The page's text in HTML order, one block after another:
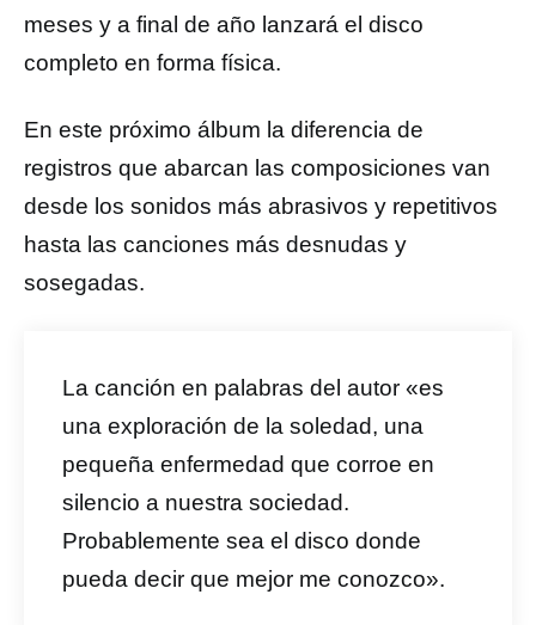
meses y a final de año lanzará el disco
completo en forma física.
En este próximo álbum la diferencia de
registros que abarcan las composiciones van
desde los sonidos más abrasivos y repetitivos
hasta las canciones más desnudas y
sosegadas.
La canción en palabras del autor «es
una exploración de la soledad, una
pequeña enfermedad que corroe en
silencio a nuestra sociedad.
Probablemente sea el disco donde
pueda decir que mejor me conozco».